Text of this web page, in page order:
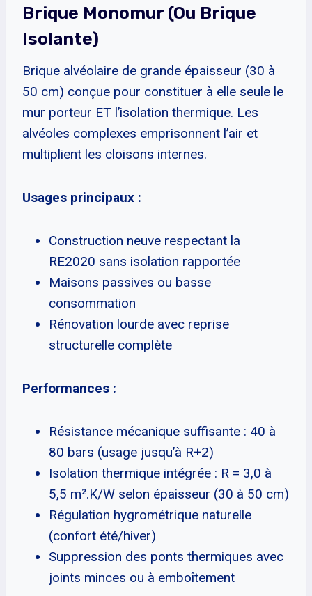
Brique Monomur (ou Brique
Isolante)
Brique alvéolaire de grande épaisseur (30 à
50 cm) conçue pour constituer à elle seule le
mur porteur ET l’isolation thermique. Les
alvéoles complexes emprisonnent l’air et
multiplient les cloisons internes.
Usages principaux :
Construction neuve respectant la
RE2020 sans isolation rapportée
Maisons passives ou basse
consommation
Rénovation lourde avec reprise
structurelle complète
Performances :
Résistance mécanique suffisante : 40 à
80 bars (usage jusqu’à R+2)
Isolation thermique intégrée : R = 3,0 à
5,5 m².K/W selon épaisseur (30 à 50 cm)
Régulation hygrométrique naturelle
(confort été/hiver)
Suppression des ponts thermiques avec
joints minces ou à emboîtement